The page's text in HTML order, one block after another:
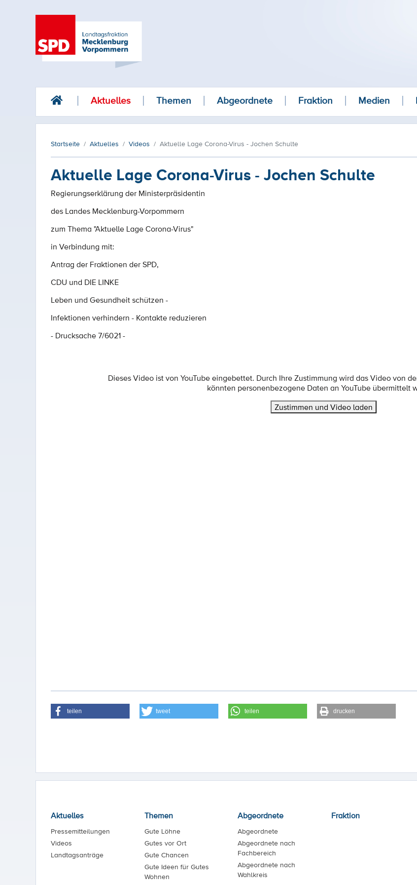
Aktuelles Themen Abgeordnete Fraktion Medien
Startseite Aktuelles Videos Aktuelle Lage Corona-Virus - Jochen Schulte
Aktuelle Lage Corona-Virus - Jochen Schulte
Regierungserklärung der Ministerpräsidentin
des Landes Mecklenburg-Vorpommern
zum Thema "Aktuelle Lage Corona-Virus"
in Verbindung mit:
Antrag der Fraktionen der SPD,
CDU und DIE LINKE
Leben und Gesundheit schützen -
Infektionen verhindern - Kontakte reduzieren
- Drucksache 7/6021 -
Dieses Video ist von YouTube eingebettet. Durch Ihre Zustimmung wird das Video von
könnten personenbezogene Daten an YouTube übermittelt
Zustimmen und Video laden
teilen tweet teilen drucken
Aktuelles
Pressemitteilungen
Videos
Landtagsanträge
Themen
Gute Löhne
Gutes vor Ort
Gute Chancen
Gute Ideen für Gutes
Wohnen
Abgeordnete
Abgeordnete
Abgeordnete nach
Fachbereich
Abgeordnete nach
Wahlkreis
Fraktion